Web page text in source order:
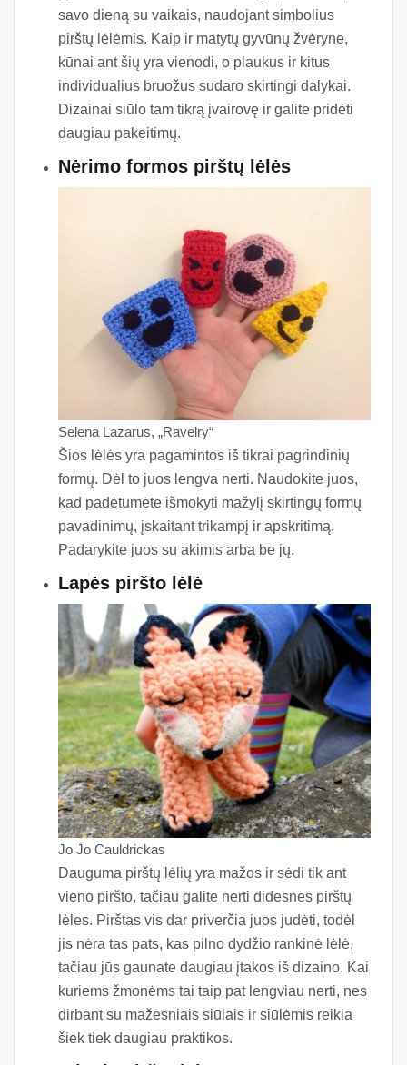
savo dieną su vaikais, naudojant simbolius
pirštų lėlėmis. Kaip ir matytų gyvūnų žvėryne,
kūnai ant šių yra vienodi, o plaukus ir kitus
individualius bruožus sudaro skirtingi dalykai.
Dizainai siūlo tam tikrą įvairovę ir galite pridėti
daugiau pakeitimų.
Nėrimo formos pirštų lėlės
Selena Lazarus, „Ravelry“
Šios lėlės yra pagamintos iš tikrai pagrindinių
formų. Dėl to juos lengva nerti. Naudokite juos,
kad padėtumėte išmokyti mažylį skirtingų formų
pavadinimų, įskaitant trikampį ir apskritimą.
Padarykite juos su akimis arba be jų.
Lapės piršto lėlė
Jo Jo Cauldrickas
Dauguma pirštų lėlių yra mažos ir sėdi tik ant
vieno piršto, tačiau galite nerti didesnes pirštų
lėles. Pirštas vis dar priverčia juos judėti, todėl
jis nėra tas pats, kas pilno dydžio rankinė lėlė,
tačiau jūs gaunate daugiau įtakos iš dizaino. Kai
kuriems žmonėms tai taip pat lengviau nerti, nes
dirbant su mažesniais siūlais ir siūlėmis reikia
šiek tiek daugiau praktikos.